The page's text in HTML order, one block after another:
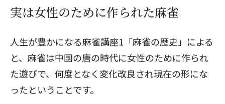
実は女性のために作られた麻雀
人生が豊かになる麻雀講座1「麻雀の歴史」による
と、麻雀は中国の唐の時代に女性のために作られ
た遊びで、何度となく変化改良され現在の形にな
ったということです。